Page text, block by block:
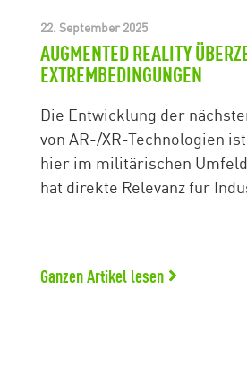
22. September 2025
AUGMENTED REALITY
EXTREMBEDINGUNGEN
Die Entwicklung der
von AR-/XR-Technologien
hier im militärischen
hat direkte Relevanz für
Ganzen Artikel lesen